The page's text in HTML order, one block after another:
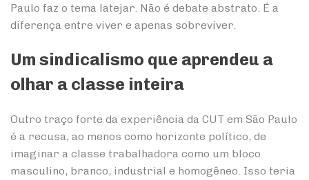
Paulo faz o tema latejar. Não é debate abstrato. É a
diferença entre viver e apenas sobreviver.
Um sindicalismo que aprendeu a
olhar a classe inteira
Outro traço forte da experiência da CUT em São Paulo
é a recusa, ao menos como horizonte político, de
imaginar a classe trabalhadora como um bloco
masculino, branco, industrial e homogêneo. Isso teria